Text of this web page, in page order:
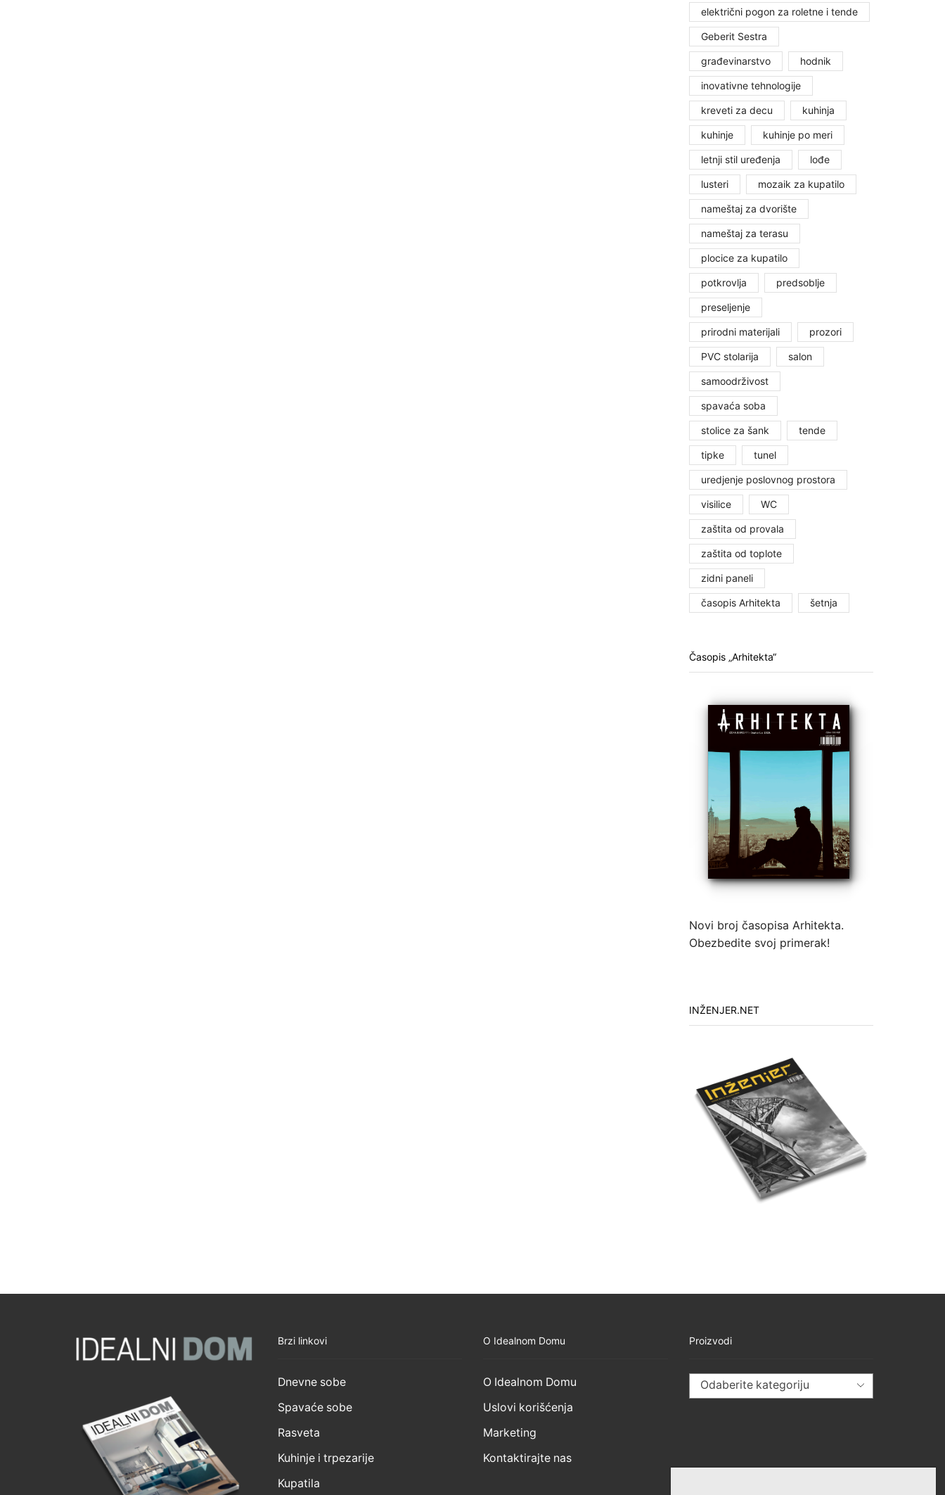
električni pogon za roletne i tende
Geberit Sestra
građevinarstvo hodnik
inovativne tehnologije
kreveti za decu kuhinja
kuhinje kuhinje po meri
letnji stil uređenja lođe
lusteri mozaik za kupatilo
nameštaj za dvorište
nameštaj za terasu
plocice za kupatilo
potkrovlja predsoblje
preseljenje
prirodni materijali prozori
PVC stolarija salon
samoodrživost
spavaća soba
stolice za šank tende
tipke tunel
uredjenje poslovnog prostora
visilice WC
zaštita od provala
zaštita od toplote
zidni paneli
časopis Arhitekta šetnja
Časopis „Arhitekta“
Novi broj časopisa Arhitekta.
Obezbedite svoj primerak!
INŽENJER.NET
Brzi linkovi
Dnevne sobe
Spavaće sobe
Rasveta
Kuhinje i trpezarije
Kupatila
O Idealnom Domu
O Idealnom Domu
Uslovi korišćenja
Marketing
Kontaktirajte nas
Proizvodi
Odaberite kategoriju